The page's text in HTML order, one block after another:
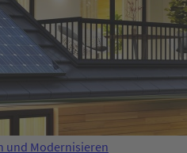
und Modernisieren